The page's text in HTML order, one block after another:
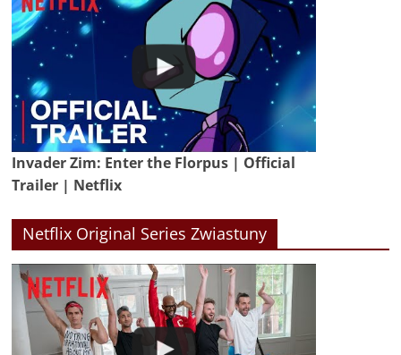
Invader Zim: Enter the Florpus | Official
Trailer | Netflix
Netflix Original Series Zwiastuny